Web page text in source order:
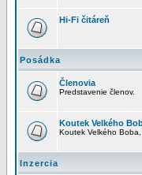
Hi-Fi čitáreň
Posádka
Členovia
Predstavenie členov.
Koutek Velkého
Koutek Velkého
Inzercia